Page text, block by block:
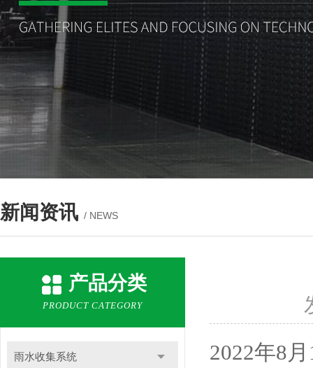
新闻资讯 / NEWS
产品分类
PRODUCT CATEGORY
雨水收集系统
2022年8